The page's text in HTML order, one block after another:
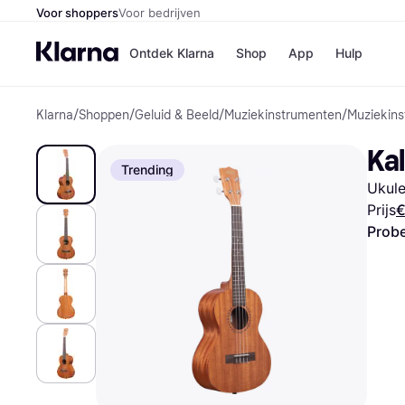
Voor shoppersVoor bedrijven
Ontdek Klarna Shop
Winkels
Bol
H&M
App Hulp
Klarna/Shoppen/Geluid & Beeld/Muziekinstrumenten/
Trending
Prijs